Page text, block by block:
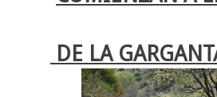
DE LA